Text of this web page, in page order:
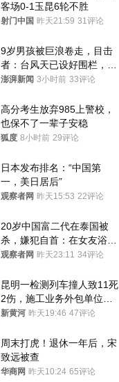
客场0-1玉昆6轮不胜
射门中国 昨天21:59 31评论
9岁男孩被巨浪卷走，目击
者：台风天已设好围栏，一
家四口翻入时保安曾喊话劝
澎湃新闻 3小时前 33评论
高分考生放弃985上警校，
也保不了一辈子安稳
狐度 8小时前 29评论
日本发布排名：“中国第
一，美日居后”
观察者网 昨天15:53 22评论
20岁中国富二代在泰国被
杀，嫌犯自首：在女友浴室
看到他
观察者网 昨天23:11 34评论
昆明一检测列车撞人致11死
2伤，施工业务外包单位被
罚1.5万元，国铁昆明局被
新黄河 昨天19:46 47评论
周末打虎！退休一年后，宋
致远被查
华商网 昨天10:24 65评论